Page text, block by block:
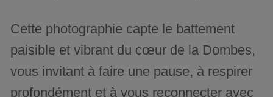
Cette photographie capte le battement
paisible et vibrant du cœur de la Dombes,
vous invitant à faire une pause, à respirer
profondément et à vous reconnecter avec